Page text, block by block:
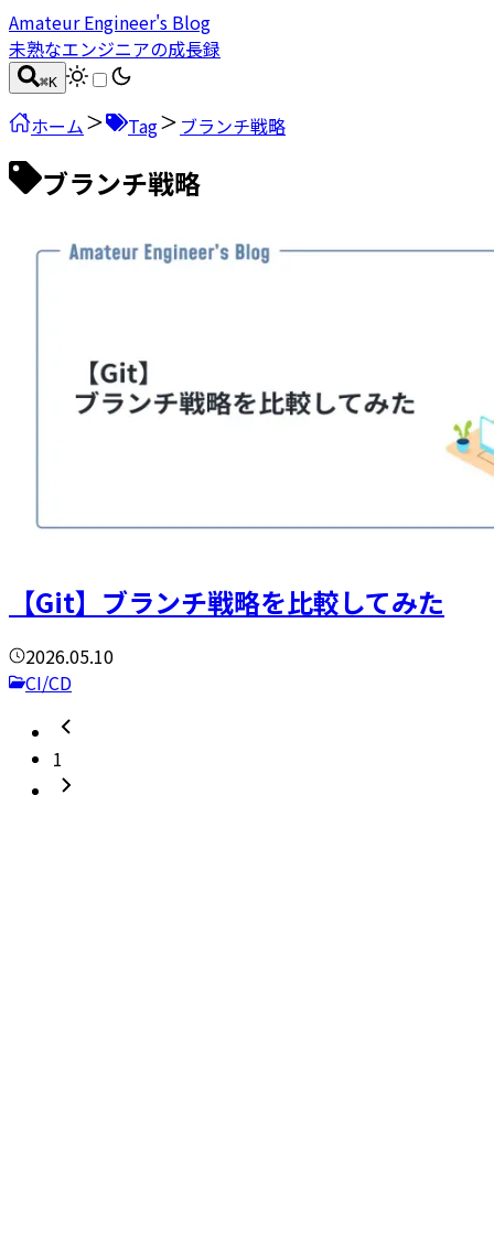
Amateur Engineer's Blog
未熟なエンジニアの成長録
⌘K
ホーム Tag ブランチ戦略
ブランチ戦略
【Git】ブランチ戦略を比較してみた
2026.05.10
CI/CD
1